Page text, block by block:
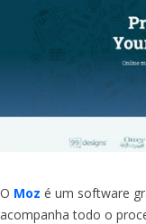
O Moz é um software
acompanha todo o